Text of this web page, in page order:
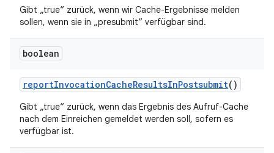
Gibt „true“ zurück, wenn wir Cache-Ergebnisse melden
sollen, wenn sie in „presubmit“ verfügbar sind.
boolean
reportInvocationCacheResultsInPostsubmit()
Gibt „true“ zurück, wenn das Ergebnis des Aufruf-Cache
nach dem Einreichen gemeldet werden soll, sofern es
verfügbar ist.